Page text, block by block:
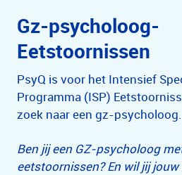
Gz-psycholoog-
Eetstoornissen
PsyQ is voor het Intensief
Programma (ISP)
zoek naar een gz-psycholoog.
Ben jij een GZ-psycholoog
eetstoornissen? En wil jij